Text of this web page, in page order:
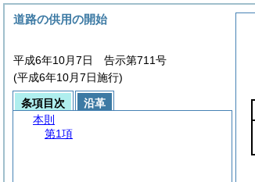
道路の供用の開始
平成6年10月7日 告示第711号
(平成6年10月7日施行)
条項目次
沿革
本則
第1項